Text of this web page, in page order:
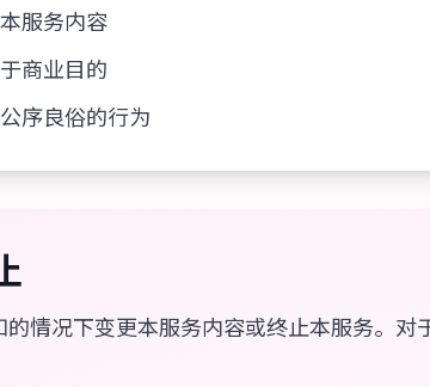
服务内容
商业目的
序良俗的行为
情况下变更本服务内容或终止本服务。对